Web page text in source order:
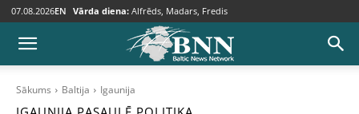
07.08.2026EN Vārda diena: Alfrēds, Madars, Fredis
Sākums Baltija Igaunija